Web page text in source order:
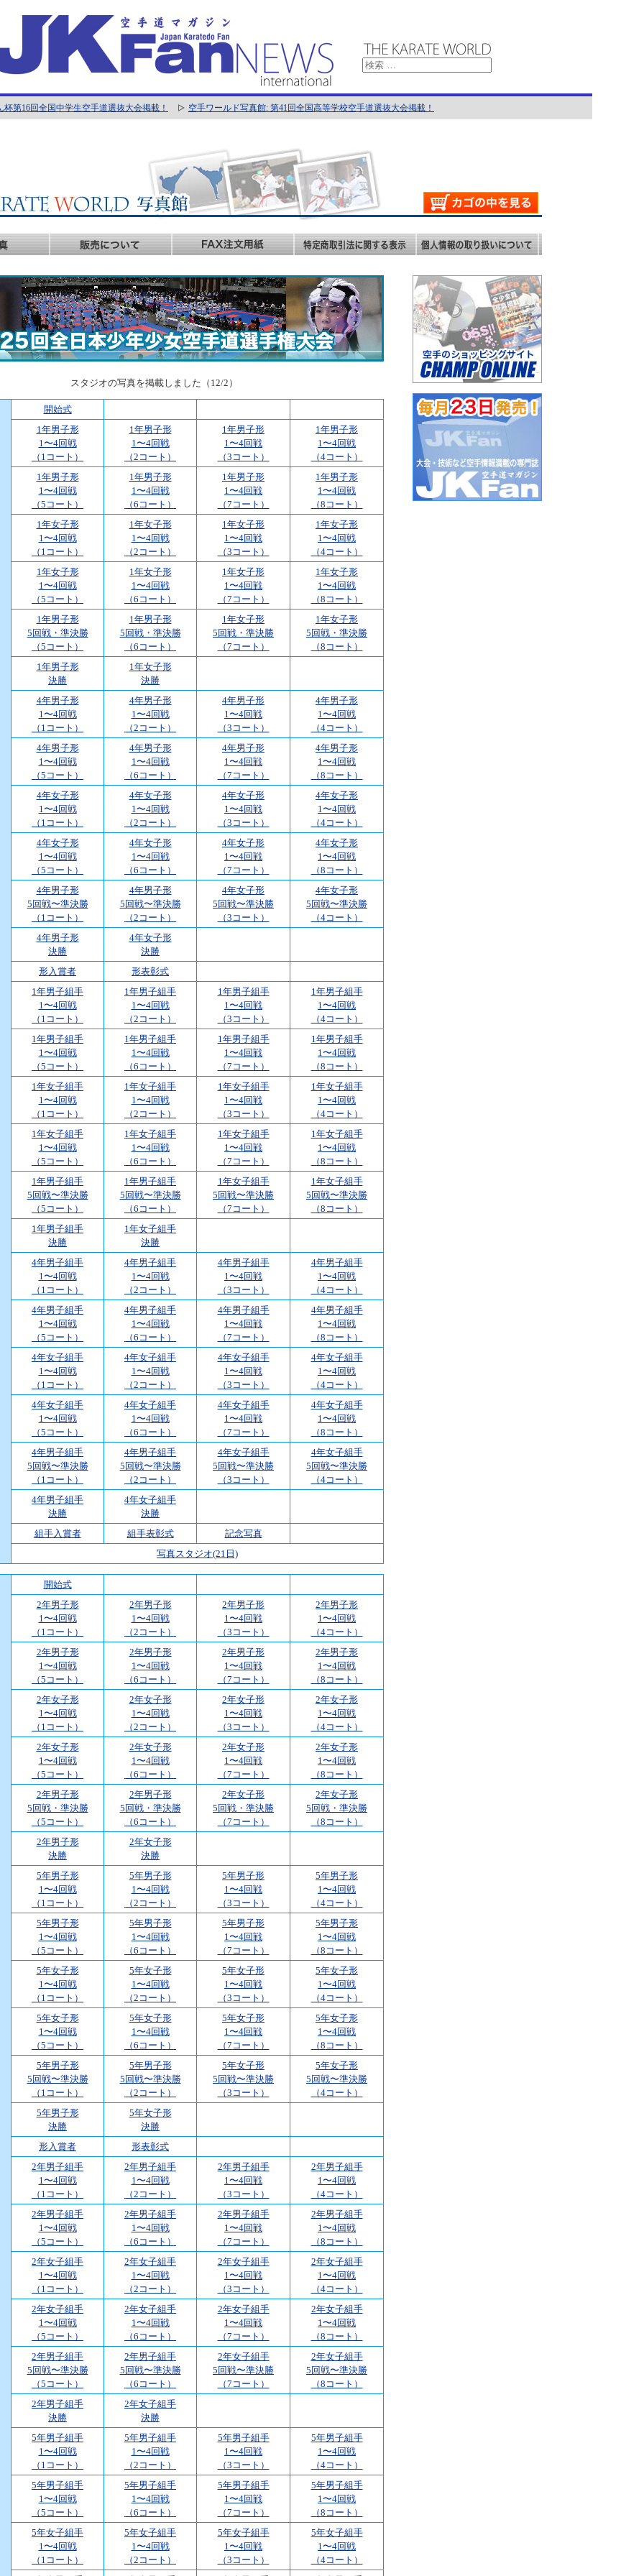
第16回全国中学生空手道選抜大会掲載！ 空手ワールド写真館: 第41回全国高等学校空手道選抜大会掲載！
スタジオの写真を掲載しました（12/2）
開始式
1年男子形
1〜4回戦
（1コート）
1年男子形
1〜4回戦
（2コート）
1年男子形
1〜4回戦
（3コート）
1年男子形
1〜4回戦
（4コート）
1年男子形
1〜4回戦
（5コート）
1年男子形
1〜4回戦
（6コート）
1年男子形
1〜4回戦
（7コート）
1年男子形
1〜4回戦
（8コート）
1年女子形
1〜4回戦
（1コート）
1年女子形
1〜4回戦
（2コート）
1年女子形
1〜4回戦
（3コート）
1年女子形
1〜4回戦
（4コート）
1年女子形
1〜4回戦
（5コート）
1年女子形
1〜4回戦
（6コート）
1年女子形
1〜4回戦
（7コート）
1年女子形
1〜4回戦
（8コート）
1年男子形
5回戦・準決勝
（5コート）
1年男子形
5回戦・準決勝
（6コート）
1年女子形
5回戦・準決勝
（7コート）
1年女子形
5回戦・準決勝
（8コート）
1年男子形
決勝
1年女子形
決勝
4年男子形
1〜4回戦
（1コート）
4年男子形
1〜4回戦
（2コート）
4年男子形
1〜4回戦
（3コート）
4年男子形
1〜4回戦
（4コート）
4年男子形
1〜4回戦
（5コート）
4年男子形
1〜4回戦
（6コート）
4年男子形
1〜4回戦
（7コート）
4年男子形
1〜4回戦
（8コート）
4年女子形
1〜4回戦
（1コート）
4年女子形
1〜4回戦
（2コート）
4年女子形
1〜4回戦
（3コート）
4年女子形
1〜4回戦
（4コート）
4年女子形
1〜4回戦
（5コート）
4年女子形
1〜4回戦
（6コート）
4年女子形
1〜4回戦
（7コート）
4年女子形
1〜4回戦
（8コート）
4年男子形
5回戦〜準決勝
（1コート）
4年男子形
5回戦〜準決勝
（2コート）
4年女子形
5回戦〜準決勝
（3コート）
4年女子形
5回戦〜準決勝
（4コート）
4年男子形
決勝
4年女子形
決勝
形入賞者
形表彰式
1年男子組手
1〜4回戦
（1コート）
1年男子組手
1〜4回戦
（2コート）
1年男子組手
1〜4回戦
（3コート）
1年男子組手
1〜4回戦
（4コート）
1年男子組手
1〜4回戦
（5コート）
1年男子組手
1〜4回戦
（6コート）
1年男子組手
1〜4回戦
（7コート）
1年男子組手
1〜4回戦
（8コート）
1年女子組手
1〜4回戦
（1コート）
1年女子組手
1〜4回戦
（2コート）
1年女子組手
1〜4回戦
（3コート）
1年女子組手
1〜4回戦
（4コート）
1年女子組手
1〜4回戦
（5コート）
1年女子組手
1〜4回戦
（6コート）
1年女子組手
1〜4回戦
（7コート）
1年女子組手
1〜4回戦
（8コート）
1年男子組手
5回戦〜準決勝
（5コート）
1年男子組手
5回戦〜準決勝
（6コート）
1年女子組手
5回戦〜準決勝
（7コート）
1年女子組手
5回戦〜準決勝
（8コート）
1年男子組手
決勝
1年女子組手
決勝
4年男子組手
1〜4回戦
（1コート）
4年男子組手
1〜4回戦
（2コート）
4年男子組手
1〜4回戦
（3コート）
4年男子組手
1〜4回戦
（4コート）
4年男子組手
1〜4回戦
（5コート）
4年男子組手
1〜4回戦
（6コート）
4年男子組手
1〜4回戦
（7コート）
4年男子組手
1〜4回戦
（8コート）
4年女子組手
1〜4回戦
（1コート）
4年女子組手
1〜4回戦
（2コート）
4年女子組手
1〜4回戦
（3コート）
4年女子組手
1〜4回戦
（4コート）
4年女子組手
1〜4回戦
（5コート）
4年女子組手
1〜4回戦
（6コート）
4年女子組手
1〜4回戦
（7コート）
4年女子組手
1〜4回戦
（8コート）
4年男子組手
5回戦〜準決勝
（1コート）
4年男子組手
5回戦〜準決勝
（2コート）
4年女子組手
5回戦〜準決勝
（3コート）
4年女子組手
5回戦〜準決勝
（4コート）
4年男子組手
決勝
4年女子組手
決勝
組手入賞者
組手表彰式
記念写真
写真スタジオ(21日)
開始式
2年男子形
1〜4回戦
（1コート）
2年男子形
1〜4回戦
（2コート）
2年男子形
1〜4回戦
（3コート）
2年男子形
1〜4回戦
（4コート）
2年男子形
1〜4回戦
（5コート）
2年男子形
1〜4回戦
（6コート）
2年男子形
1〜4回戦
（7コート）
2年男子形
1〜4回戦
（8コート）
2年女子形
1〜4回戦
（1コート）
2年女子形
1〜4回戦
（2コート）
2年女子形
1〜4回戦
（3コート）
2年女子形
1〜4回戦
（4コート）
2年女子形
1〜4回戦
（5コート）
2年女子形
1〜4回戦
（6コート）
2年女子形
1〜4回戦
（7コート）
2年女子形
1〜4回戦
（8コート）
2年男子形
5回戦・準決勝
（5コート）
2年男子形
5回戦・準決勝
（6コート）
2年女子形
5回戦・準決勝
（7コート）
2年女子形
5回戦・準決勝
（8コート）
2年男子形
決勝
2年女子形
決勝
5年男子形
1〜4回戦
（1コート）
5年男子形
1〜4回戦
（2コート）
5年男子形
1〜4回戦
（3コート）
5年男子形
1〜4回戦
（4コート）
5年男子形
1〜4回戦
（5コート）
5年男子形
1〜4回戦
（6コート）
5年男子形
1〜4回戦
（7コート）
5年男子形
1〜4回戦
（8コート）
5年女子形
1〜4回戦
（1コート）
5年女子形
1〜4回戦
（2コート）
5年女子形
1〜4回戦
（3コート）
5年女子形
1〜4回戦
（4コート）
5年女子形
1〜4回戦
（5コート）
5年女子形
1〜4回戦
（6コート）
5年女子形
1〜4回戦
（7コート）
5年女子形
1〜4回戦
（8コート）
5年男子形
5回戦〜準決勝
（1コート）
5年男子形
5回戦〜準決勝
（2コート）
5年女子形
5回戦〜準決勝
（3コート）
5年女子形
5回戦〜準決勝
（4コート）
5年男子形
決勝
5年女子形
決勝
形入賞者
形表彰式
2年男子組手
1〜4回戦
（1コート）
2年男子組手
1〜4回戦
（2コート）
2年男子組手
1〜4回戦
（3コート）
2年男子組手
1〜4回戦
（4コート）
2年男子組手
1〜4回戦
（5コート）
2年男子組手
1〜4回戦
（6コート）
2年男子組手
1〜4回戦
（7コート）
2年男子組手
1〜4回戦
（8コート）
2年女子組手
1〜4回戦
（1コート）
2年女子組手
1〜4回戦
（2コート）
2年女子組手
1〜4回戦
（3コート）
2年女子組手
1〜4回戦
（4コート）
2年女子組手
1〜4回戦
（5コート）
2年女子組手
1〜4回戦
（6コート）
2年女子組手
1〜4回戦
（7コート）
2年女子組手
1〜4回戦
（8コート）
2年男子組手
5回戦〜準決勝
（5コート）
2年男子組手
5回戦〜準決勝
（6コート）
2年女子組手
5回戦〜準決勝
（7コート）
2年女子組手
5回戦〜準決勝
（8コート）
2年男子組手
決勝
2年女子組手
決勝
5年男子組手
1〜4回戦
（1コート）
5年男子組手
1〜4回戦
（2コート）
5年男子組手
1〜4回戦
（3コート）
5年男子組手
1〜4回戦
（4コート）
5年男子組手
1〜4回戦
（5コート）
5年男子組手
1〜4回戦
（6コート）
5年男子組手
1〜4回戦
（7コート）
5年男子組手
1〜4回戦
（8コート）
5年女子組手
1〜4回戦
（1コート）
5年女子組手
1〜4回戦
（2コート）
5年女子組手
1〜4回戦
（3コート）
5年女子組手
1〜4回戦
（4コート）